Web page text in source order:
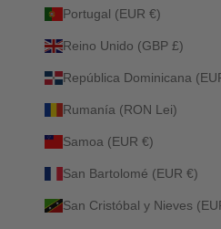
Portugal (EUR €)
Reino Unido (GBP £)
República Dominicana
Rumanía (RON Lei)
Samoa (EUR €)
San Bartolomé (EUR €)
San Cristóbal y Nieves